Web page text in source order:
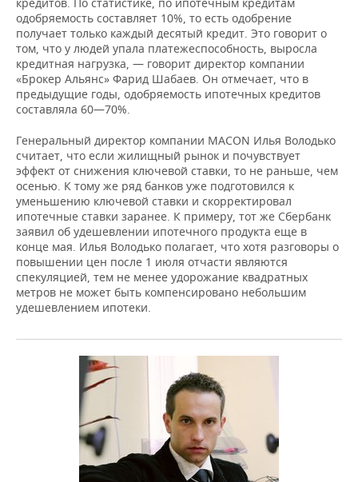
одобряемость составляет 10%, то есть одобрение
получает только каждый десятый кредит. Это говорит о
том, что у людей упала платежеспособность, выросла
кредитная нагрузка, — говорит директор компании
«Брокер Альянс» Фарид Шабаев. Он отмечает, что в
предыдущие годы, одобряемость ипотечных кредитов
составляла 60—70%.
Генеральный директор компании MACON Илья Володько
считает, что если жилищный рынок и почувствует
эффект от снижения ключевой ставки, то не раньше, чем
осенью. К тому же ряд банков уже подготовился к
уменьшению ключевой ставки и скорректировал
ипотечные ставки заранее. К примеру, тот же Сбербанк
заявил об удешевлении ипотечного продукта еще в
конце мая. Илья Володько полагает, что хотя разговоры о
повышении цен после 1 июля отчасти являются
спекуляцией, тем не менее удорожание квадратных
метров не может быть компенсировано небольшим
удешевлением ипотеки.